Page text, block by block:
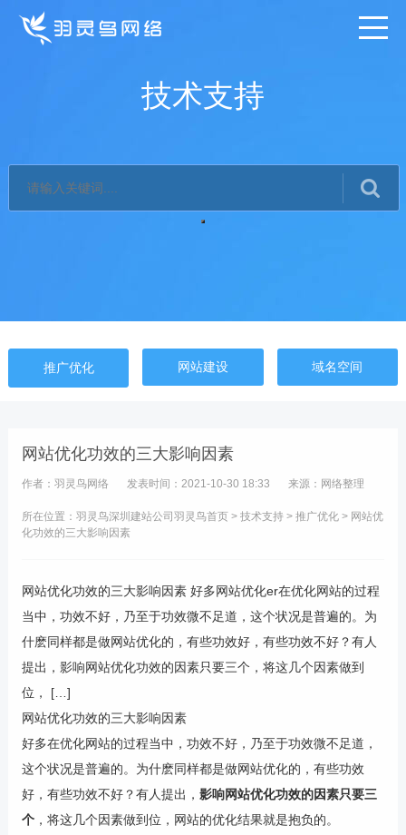
技术支持
推广优化 网站建设 域名空间
网站优化功效的三大影响因素
作者：羽灵鸟网络 发表时间：2021-10-30 18:33 来源：网络整理
所在位置：羽灵鸟深圳建站公司 羽灵鸟首页> 技术支持> 推广优化> 网站优
化功效的三大影响因素
网站优化功效的三大影响因素 好多网站优化er在优化网站的过程
当中，功效不好，乃至于功效微不足道，这个状况是普遍的。为
什麽同样都是做网站优化的，有些功效好，有些功效不好？有人
提出，影响网站优化功效的因素只要三个，将这几个因素做到
位， […]
网站优化功效的三大影响因素
好多在优化网站的过程当中，功效不好，乃至于功效微不足道，
这个状况是普遍的。为什麽同样都是做网站优化的，有些功效
好，有些功效不好？有人提出， 影响网站优化功效的因素只要三
个，将这几个因素做到位，网站的优化结果就是抱负的。